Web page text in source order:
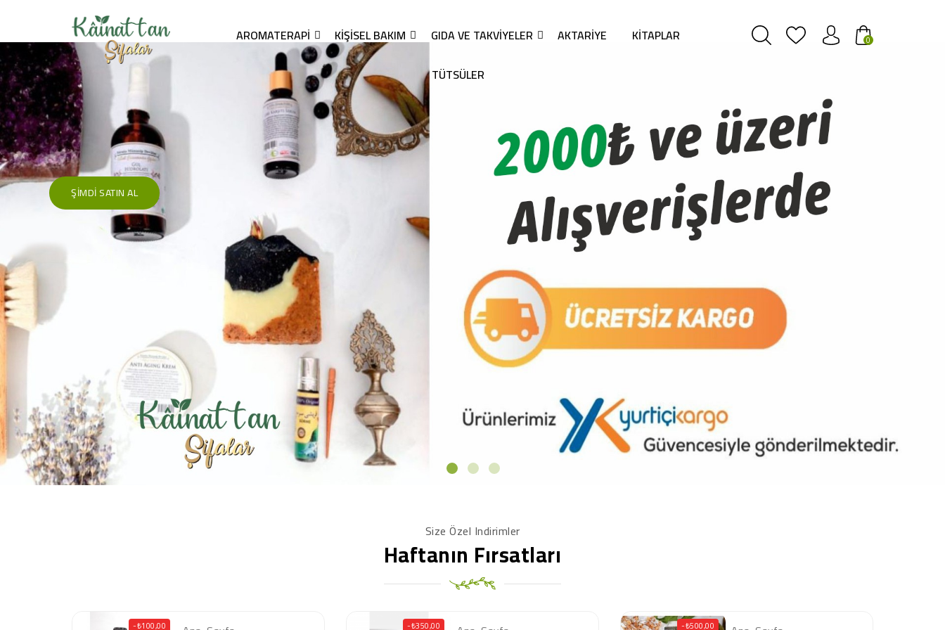
AROMATERAPI KIŞISEL BAKIM GIDA VE TAKVIYELER AKTARIYE
KITAPLAR
TÜTSÜLER
0
Kainattan Şifalar
ŞIMDI SATIN AL
Size Özel Indirimler
Haftanın Fırsatları
-₺100,00 -₺350,00 -₺500,00